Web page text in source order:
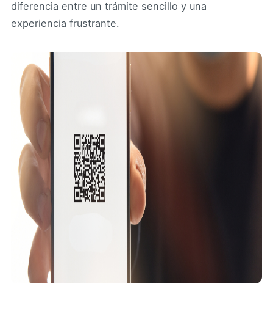
diferencia entre un trámite sencillo y una
experiencia frustrante.